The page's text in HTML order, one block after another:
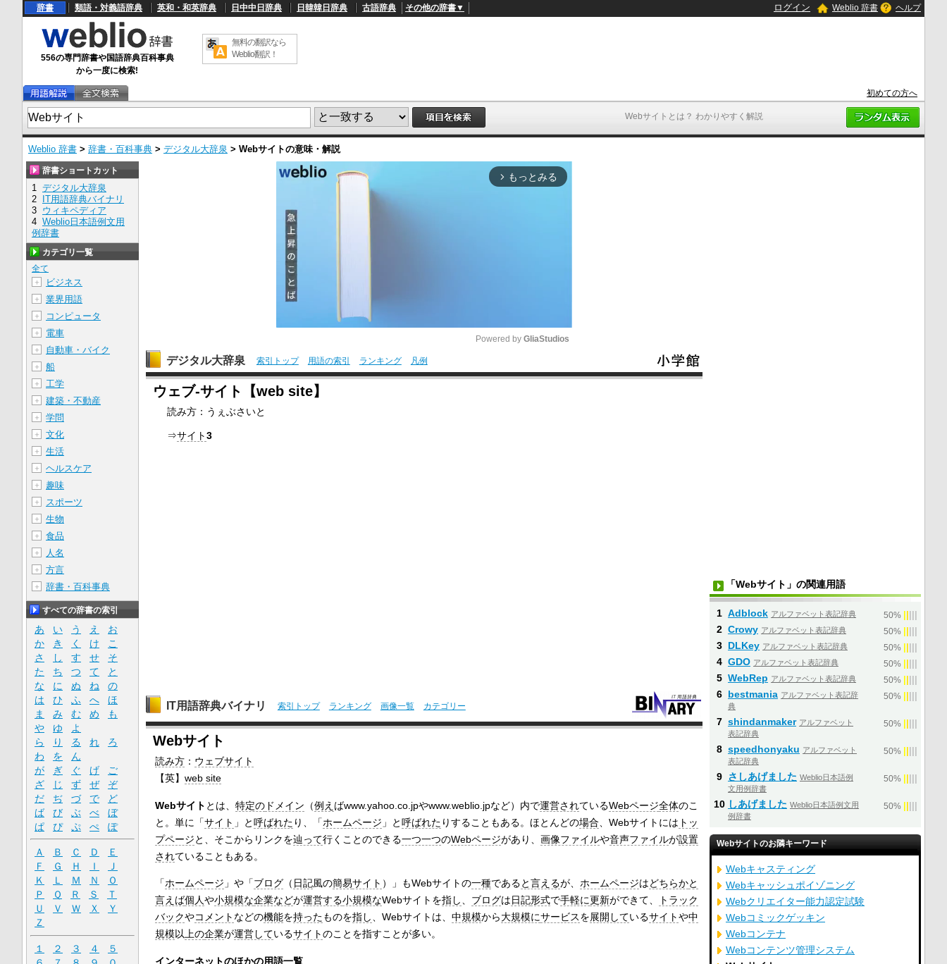
Webサイトとは？ わかりやすく解説
辞書 類語・対義語辞典 英和・和英辞典 日中中日辞典 日韓韓日辞典 古語辞典 その他の辞書▼ ログイン Weblio 辞書 ヘルプ
556の専門辞書や国語辞典百科事典
から一度に検索!
無料の翻訳なら
Weblio翻訳！
初めての方へ
Weblio 辞書 > 辞書・百科事典 > デジタル大辞泉 > Webサイトの意味・解説
arrow_forward_ios もっとみる
M
Powered by GliaStudios
デジタル大辞泉 索引トップ 用語の索引 ランキング 凡例
ウェブ‐サイト【web site】
読み方：うぇぶさいと
⇒サイト3
IT用語辞典バイナリ 索引トップ ランキング 画像一覧 カテゴリー
Webサイト
読み方： ウェブサイト
【英】 web site
Webサイト とは、 特定のドメイン （例え ばwww.yahoo.co.jpやwww.weblio.jpなど）内で運営されているWebページ全体のこ
と。単に「サイト 」と呼ばれた り、「ホームページ 」と呼ばれた りすることもある。ほとんどの場合 、Webサイトには トッ
プページと、そこからリンクを辿って行くことのできる一つ一つのWebページがあり、 画像ファイルや音声ファイルが設置
されていることもある。
「ホームページ 」や「ブログ（ 日記風の簡易サイト ）」もWebサイトの一種であると言えるが、 ホームページはどちらかと
言えば個人や小規模な企業などが運営する小規模なWebサイトを指し ブログは日記形式で手軽に更新ができて、
トラック
バックやコメント などの機能を持ったものを指し 、Webサイトは、 中規模から大規模にサービスを展開しているサイトや中
規模以 上の企業が運営しているサイトのことを指すことが多い。
インターネットのほかの用語一覧
辞書ショートカット
1 デジタル大辞泉
2
IT用語辞典バイナリ
3 ウィキペディア
4 Weblio日本語例文用
例辞書
カテゴリ一覧
全て
＋
ビジネス
＋ 業界用語
＋ コンピュータ
＋ 電車
＋ 自動車・バイク
＋ 船
＋ 工学
＋ 建築・不動産
＋ 学問
＋ 文化
＋ 生活
＋ ヘルスケア
＋ 趣味
＋ スポーツ
＋ 生物
＋ 食品
＋ 人名
＋ 方言
＋ 辞書・百科事典
すべての辞書の索引
あ い う え
お
か
き く け
こ
さ
し す せ
そ
た
ち つ て
と
な
に ぬ ね
の
は
ひ ふ へ
ほ
ま
み む め
も
や
ゆ
よ
ら
り る れ
ろ
わ
を
ん
が
ぎ ぐ げ
ご
ざ
じ ず ぜ
ぞ
だ
ぢ づ で
ど
ば
び ぶ べ
ぼ
ぱ
ぴ ぷ ぺ ぽ
Ａ Ｂ Ｃ Ｄ
Ｅ
Ｆ
Ｇ Ｈ Ｉ
Ｊ
Ｋ
Ｌ Ｍ Ｎ
Ｏ
Ｐ
Ｑ Ｒ Ｓ
Ｔ
Ｕ
Ｖ Ｗ Ｘ
Ｙ
Ｚ
１ ２ ３ ４
５
「Webサイト」の関連用語
1 Adblock アルファベット表記辞典 50%
2 Crowy アルファベット表記辞典 50%
3 DLKey アルファベット表記辞典 50%
4 GDO アルファベット表記辞典 50%
5 WebRep アルファベット表記辞典 50%
6 bestmania アルファベット表記辞
典
50%
7 shindanmaker アルファベット
表記辞典
50%
8 speedhonyaku アルファベット
表記辞典
50%
9 さしあげました Weblio日本語例
文用例辞書
50%
10 しあげました Weblio日本語例文用
例辞書
50%
Webサイトのお隣キーワード
Webキャスティング
Webキャッシュポイゾニング
Webクリエイター能力認定試験
Webコミックゲッキン
Webコンテナ
Webコンテンツ管理システム